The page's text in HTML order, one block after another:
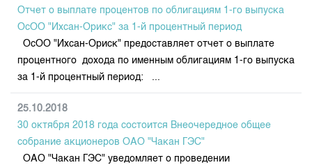
Отчет о выплате процентов по облигациям 1-го выпуска
ОсОО "Ихсан-Орикс" за 1-й процентный период
ОсОО "Ихсан-Ориск" предоставляет отчет о выплате
процентного дохода по именным облигациям 1-го выпуска
за 1-й процентный период: ...
25.10.2018
30 октября 2018 года состоится Внеочередное общее
собрание акционеров ОАО "Чакан ГЭС"
ОАО "Чакан ГЭС" уведомляет о проведении